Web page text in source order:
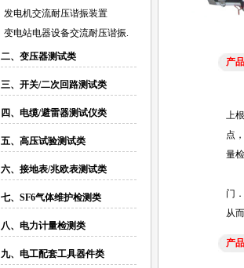
发电机交流耐压谐振装置
变电站电器设备交流耐压谐振.
二、变压器测试类
三、开关/二次回路测试类
四、电缆/避雷器测试仪类
五、高压试验测试类
六、接地表/兆欧表测试类
七、SF6气体维护检测类
八、电力计量检测类
九、电工配套工具器件类
产
上
点
量
门
从
产